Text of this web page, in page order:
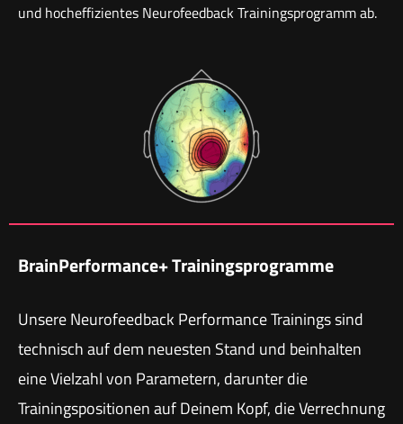
und hocheffizientes Neurofeedback Trainingsprogramm ab.
BrainPerformance+ Trainingsprogramme
Unsere Neurofeedback Performance Trainings sind
technisch auf dem neuesten Stand und beinhalten
eine Vielzahl von Parametern, darunter die
Trainingspositionen auf Deinem Kopf, die Verrechnung